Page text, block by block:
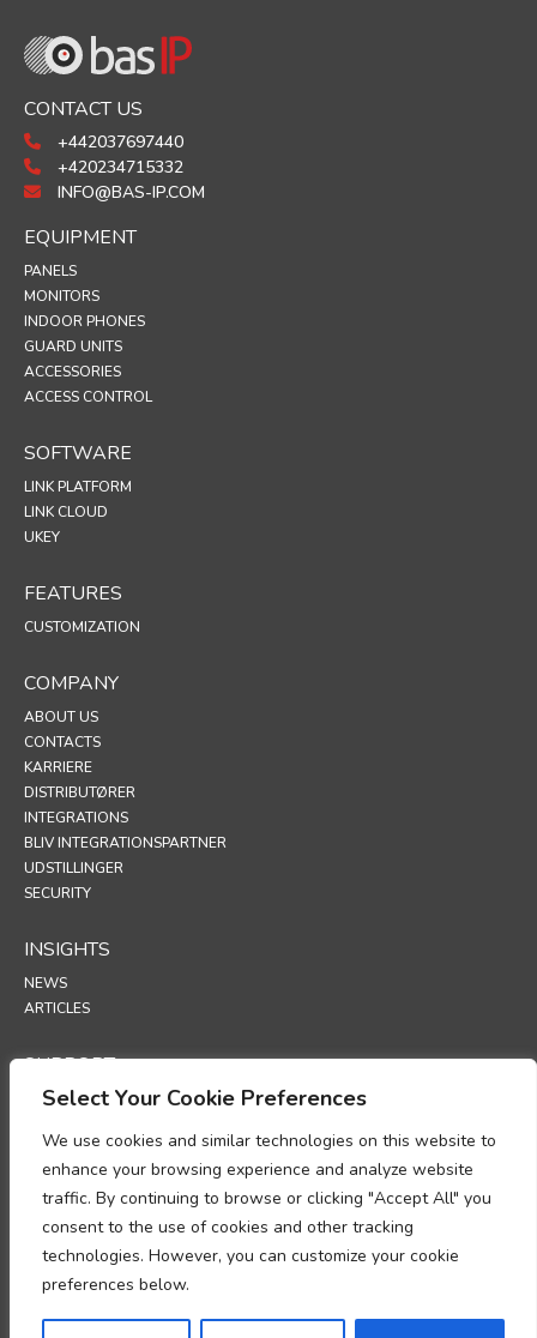
Select Your Cookie Preferences
We use cookies and similar technologies on this website to
enhance your browsing experience and analyze website
traffic. By continuing to browse or clicking "Accept All" you
consent to the use of cookies and other tracking
technologies. However, you can customize your cookie
preferences below.
CONTACT US
+442037697440
+420234715332
INFO@BAS-IP.COM
EQUIPMENT
PANELS
MONITORS
INDOOR PHONES
GUARD UNITS
ACCESSORIES
ACCESS CONTROL
SOFTWARE
LINK PLATFORM
LINK CLOUD
UKEY
FEATURES
CUSTOMIZATION
COMPANY
ABOUT US
CONTACTS
KARRIERE
DISTRIBUTØRER
INTEGRATIONS
BLIV INTEGRATIONSPARTNER
UDSTILLINGER
SECURITY
INSIGHTS
NEWS
ARTICLES
SUPPORT
TECHNICAL PORTAL
POLICIES
PRIVATLIVSPOLITIK
COOKIESPOLITIK
MEMORANDUM OM OVERHOLDELSE AF BEHANDLING AF
PERSONOPLYSNINGER
TILLÆG OM DATABEHANDLING